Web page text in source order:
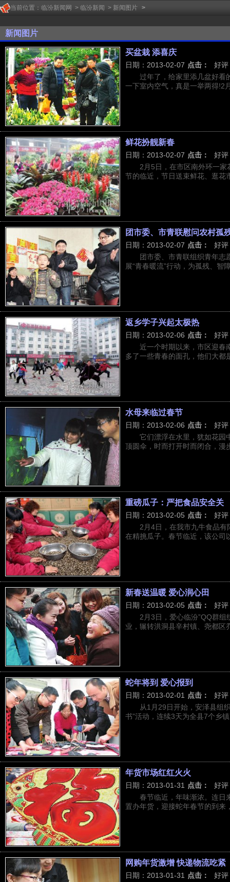
当前位置： 临汾新闻网 > 临汾新闻 > 新闻图片 >
新闻图片
买盆栽 添喜庆
日期：2013-02-07 点击：
好评
过年了，给家里添几盆好看
一下室内空气，真是一举两得!2
鲜花扮靓新春
日期：2013-02-07 点击：
好评
2月5日，在市区南外环一
节的临近，节日送束鲜花、逛花
团市委、市青联慰问农村孤
日期：2013-02-07 点击：
好评
团市委、市青联组织青年志
展“青春暖流”行动，为孤残、智
返乡学子兴起太极热
日期：2013-02-06 点击：
好评
近一个时期以来，市区迎春
多了一些青春的面孔，他们大都
水母来临过春节
日期：2013-02-06 点击：
好评
它们漂浮在水里，犹如花园
顶圆伞，时而打开时而闭合，漫
重磅瓜子：严把食品安全关
日期：2013-02-05 点击：
好评
2月4日，在我市九牛食品
在精挑瓜子。春节临近，该公司
新春送温暖 爱心润心田
日期：2013-02-05 点击：
好评
2月3日，爱心临汾”QQ群
业，辗转洪洞县辛村镇、尧都区
蛇年将到 爱心报到
日期：2013-02-01 点击：
好评
从1月29日开始，安泽县组
书”活动，连续3天为全县7个乡
年货市场红红火火
日期：2013-01-31 点击：
好评
春节临近，年味渐浓。连日
置办年货，迎接蛇年春节的到来
网购年货激增 快递物流吃紧
日期：2013-01-31 点击：
好评